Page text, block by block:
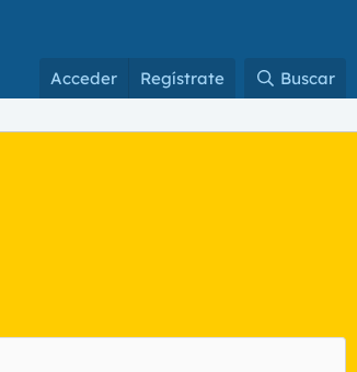
Acceder Regístrate Buscar